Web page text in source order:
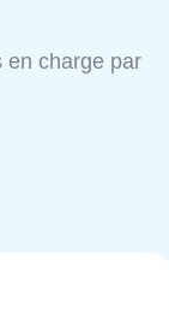
en charge par